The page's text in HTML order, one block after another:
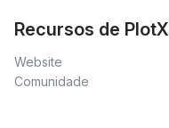
Recursos de PlotX
Website
Comunidade